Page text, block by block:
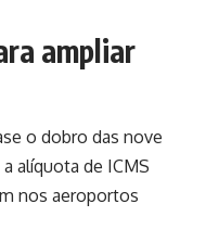
ampliar
o dobro das nove
alíquota de ICMS
nos aeroportos